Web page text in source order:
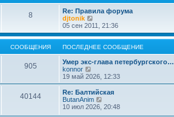
8
Re: Правила форума
djtonik
е
р
е
й
т
и
п
о
с
л
е
05 сен 2011, 21:36
СООБЩЕНИЯ ПОСЛЕДНЕЕ СООБЩЕНИЕ
905
Умер экс-глава петербургского…
konnor
е
р
е
й
т
19 май 2026, 12:33
40144
Re: Балтийская
ButanAnim
е
10 июл 2026, 20:48